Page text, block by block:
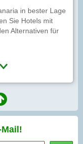
in bester Lage
Sie Hotels mit
Alternativen für
Mail!